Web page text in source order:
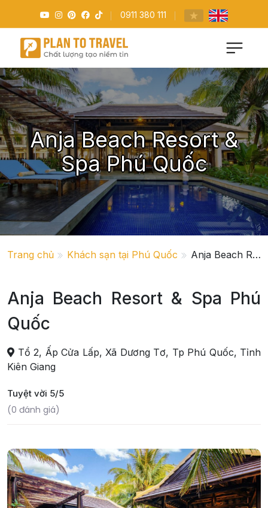
0911 380 111
Anja Beach Resort &
Spa Phú Quốc
Trang chủ Khách sạn tại Phú Quốc Anja Beach Resort & Spa Phú Quốc
Anja Beach Resort & Spa Phú
Quốc
Tổ 2, Ấp Cửa Lấp, Xã Dương Tơ, Tp Phú Quốc, Tỉnh
Kiên Giang
Tuyệt vời 5/5
(0 đánh giá)